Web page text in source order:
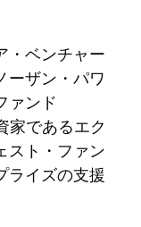
・ベンチャー
ーザン・パワ
ァンド
家であるエク
スト・ファン
ライズの支援